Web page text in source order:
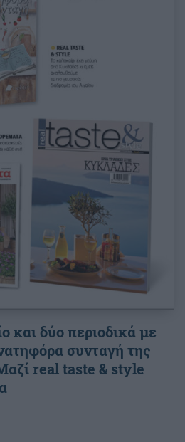
και δύο περιοδικά με
συνταγή της
real taste & style